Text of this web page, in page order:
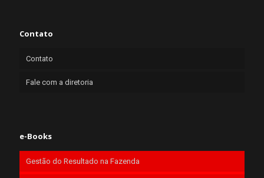
Contato
Contato
Fale com a diretoria
e-Books
Gestão do Resultado na Fazenda